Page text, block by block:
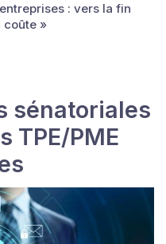
: vers la fin
coûte »
sénatoriales
TPE/PME